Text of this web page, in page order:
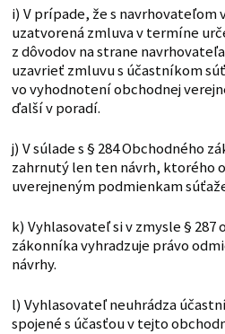
i) V prípade, že s navrhovateľom
uzatvorená zmluva v termíne
z dôvodov na strane
uzavrieť zmluvu s účastníkom
vo vyhodnotení obchodnej
ďalší v poradí.
j) V súlade s § 284 Obchodného
zahrnutý len ten návrh, ktorého
uverejneným podmienkam
k) Vyhlasovateľ si v zmysle § 287
zákonníka vyhradzuje právo
návrhy.
l) Vyhlasovateľ neuhrádza
spojené s účasťou v tejto